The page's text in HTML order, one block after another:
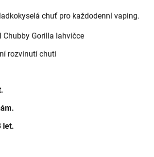
chuť pro každodenní vaping.
Gorilla lahvičce
rozvinutí chuti
let.